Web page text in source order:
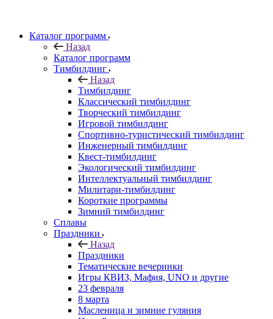
Каталог программ
Назад
Каталог программ
Тимбилдинг
Назад
Тимбилдинг
Классический тимбилдинг
Творческий тимбилдинг
Игровой тимбилдинг
Спортивно-туристический тимбилдинг
Инженерный тимбилдинг
Квест-тимбилдинг
Экологический тимбилдинг
Интеллектуальный тимбилдинг
Милитари-тимбилдинг
Короткие программы
Зимний тимбилдинг
Сплавы
Праздники
Назад
Праздники
Тематические вечеринки
Игры КВИЗ, Мафия, UNO и другие
23 февраля
8 марта
Масленица и зимние гуляния